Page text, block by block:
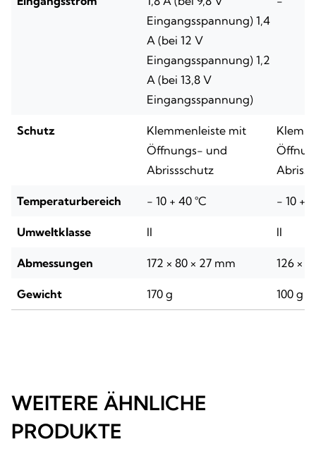
Eingangsspannung) 1,4
A (bei 12 V
Eingangsspannung) 1,2
A (bei 13,8 V
Eingangsspannung)
Schutz
Klemmenleiste mit
Öffnungs- und
Abrissschutz
Temperaturbereich - 10 + 40 °C - 10 +
Umweltklasse II II
Abmessungen 172 × 80 × 27 mm 126 ×
Gewicht 170 g 100 g
WEITERE ÄHNLICHE
PRODUKTE